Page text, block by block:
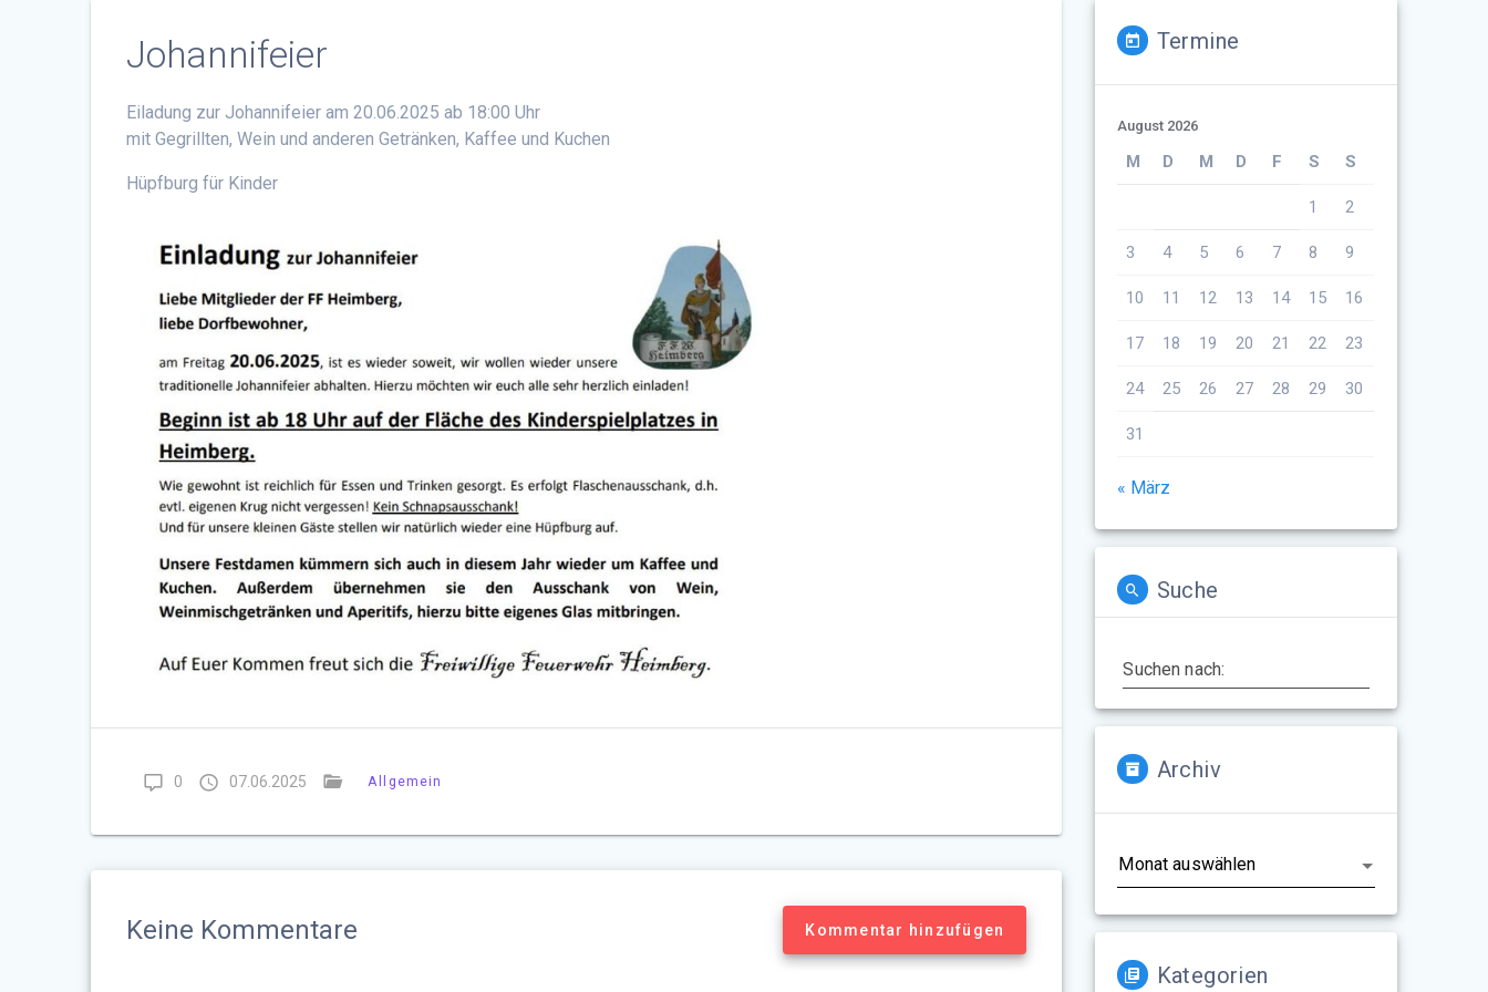
Johannifeier
Eiladung zur Johannifeier am 20.06.2025 ab 18:00 Uhr
mit Gegrillten, Wein und anderen Getränken, Kaffee und Kuchen
Hüpfburg für Kinder
0 07.06.2025 Allgemein
Keine Kommentare Kommentar hinzufügen
Termine
August 2026
M D M D F S S
1 2
3 4 5 6 7 8 9
10 11 12 13 14 15 16
17 18 19 20 21 22 23
24 25 26 27 28 29 30
31
« März
Suche
Suchen nach:
Archiv
Kategorien